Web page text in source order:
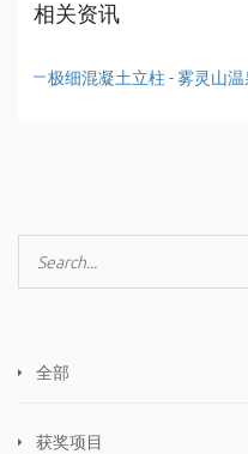
相关资讯
极细混凝土立柱 - 雾灵山
全部
获奖项目